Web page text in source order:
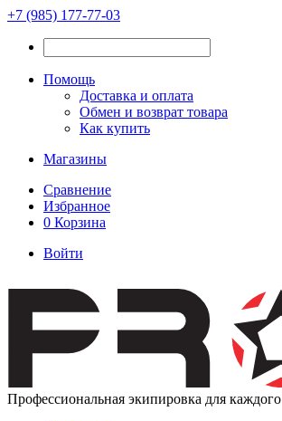
+7 (985) 177-77-03
Помощь
Доставка и оплата
Обмен и возврат товара
Как купить
Магазины
Сравнение
Избранное
0 Корзина
Войти
Профессиональная экипировка для каждого